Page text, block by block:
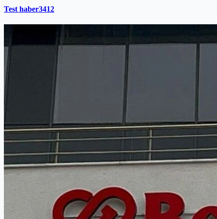
Test haber3412